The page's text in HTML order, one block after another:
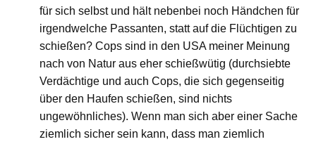
für sich selbst und hält nebenbei noch Händchen für
irgendwelche Passanten, statt auf die Flüchtigen zu
schießen? Cops sind in den USA meiner Meinung
nach von Natur aus eher schießwütig (durchsiebte
Verdächtige und auch Cops, die sich gegenseitig
über den Haufen schießen, sind nichts
ungewöhnliches). Wenn man sich aber einer Sache
ziemlich sicher sein kann, dass man ziemlich